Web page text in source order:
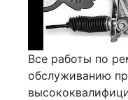
Все работы по
обслуживанию